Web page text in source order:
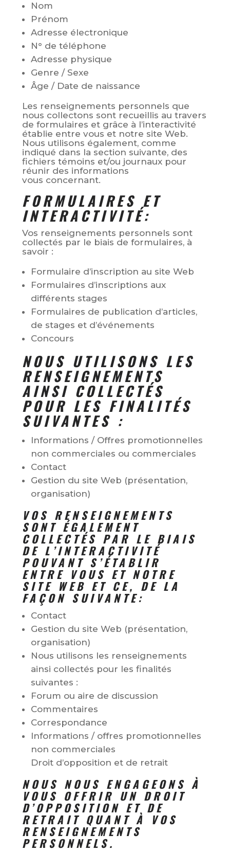
Nom
Prénom
Adresse électronique
N° de téléphone
Adresse physique
Genre / Sexe
Âge / Date de naissance
Les renseignements personnels que
nous collectons sont recueillis au travers
de formulaires et grâce à l’interactivité
établie entre vous et notre site Web.
Nous utilisons également, comme
indiqué dans la section suivante, des
fichiers témoins et/ou journaux pour
réunir des informations
vous concernant.
FORMULAIRES ET
INTERACTIVITÉ:
Vos renseignements personnels sont
collectés par le biais de formulaires, à
savoir :
Formulaire d’inscription au site Web
Formulaires d’inscriptions aux
différents stages
Formulaires de publication d’articles,
de stages et d’événements
Concours
NOUS UTILISONS LES
RENSEIGNEMENTS
AINSI COLLECTÉS
POUR LES FINALITÉS
SUIVANTES :
Informations / Offres promotionnelles
non commerciales ou commerciales
Contact
Gestion du site Web (présentation,
organisation)
VOS RENSEIGNEMENTS
SONT ÉGALEMENT
COLLECTÉS PAR LE BIAIS
DE L’INTERACTIVITÉ
POUVANT S’ÉTABLIR
ENTRE VOUS ET NOTRE
SITE WEB ET CE, DE LA
FAÇON SUIVANTE:
Contact
Gestion du site Web (présentation,
organisation)
Nous utilisons les renseignements
ainsi collectés pour les finalités
suivantes :
Forum ou aire de discussion
Commentaires
Correspondance
Informations / offres promotionnelles
non commerciales
Droit d’opposition et de retrait
NOUS NOUS ENGAGEONS À
VOUS OFFRIR UN DROIT
D’OPPOSITION ET DE
RETRAIT QUANT À VOS
RENSEIGNEMENTS
PERSONNELS.